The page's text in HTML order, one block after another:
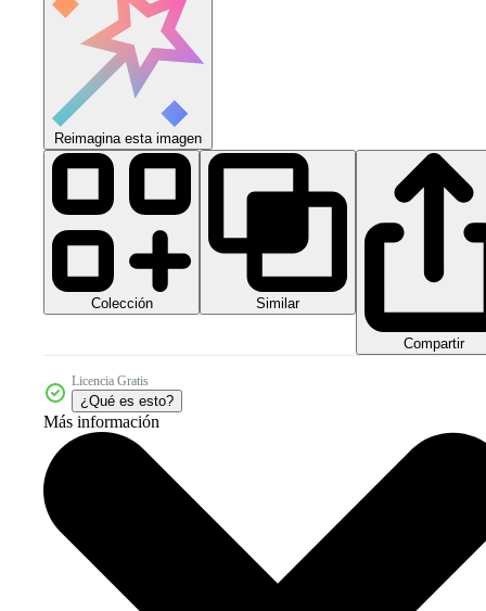
Reimagina esta imagen
Colección Similar
Compartir
Licencia Gratis
¿Qué es esto?
Más información